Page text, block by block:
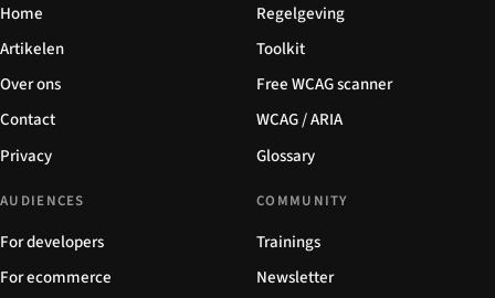
Home
Artikelen
Over ons
Contact
Privacy
Regelgeving
Toolkit
Free WCAG scanner
WCAG / ARIA
Glossary
AUDIENCES
For developers
For ecommerce
COMMUNITY
Trainings
Newsletter